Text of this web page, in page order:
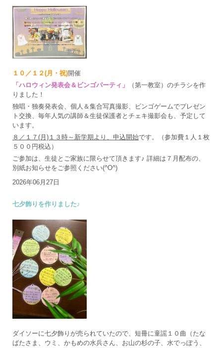
１０／１２(月・祝)開催
「ハロウィン発表会＆ビンゴパーティ」
（第一教室）のチラシを作
りました！
独唱・独奏発表会、個人＆集合写真撮影、ビンゴゲームでプレゼン
ト交換、毎年人気の講師＆生徒保護者とチェキ撮影会も、予定して
います。
８／１７(月)１３時～新学期より、申込開始です。（参加費１人１枚
５００円税込）
ご参加は、生徒とご家族に限らせて頂きます♪ 詳細は７月配布の、
別紙お知らせをご参照ください(^O^)
2026年06月27日
七夕飾りを作りました♪
ダイソーに七夕飾りが売られていたので、短冊に童謡１０曲（たな
ばたさま、ウミ、かもめの水兵さん、お山の杉の子、水でっぽう、